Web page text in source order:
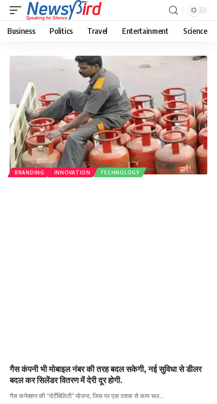
Business Politics Travel Entertainment Science
BRANDING INNOVATION TECHNOLOGY
गैस कंपनी भी मोबाइल नंबर की तरह बदल सकेगी, नई सुविधा से डीलर
बदल कर सिलेंडर वितरण में देरी दूर होगी.
गैस कनेक्शन की “पोर्टेबिलिटी” योजना, जिस पर एक दशक से काम चल…